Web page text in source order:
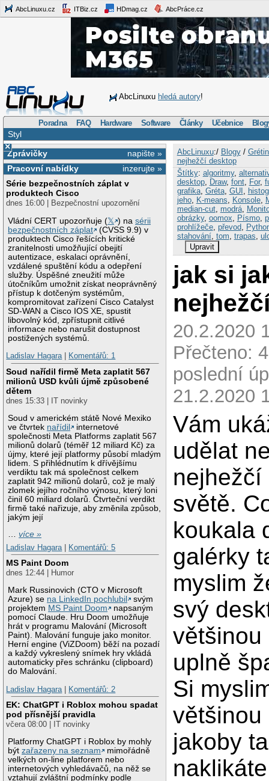
AbcLinuxu.cz ITBiz.cz HDmag.cz AbcPráce.cz
AbcLinuxu hledá autory!
Poradna FAQ Hardware Software Články Učebnice
Styl
×
napište »
Zprávičky
inzerujte »
Pracovní nabídky
Série bezpečnostních záplat v
produktech Cisco
dnes 16:00 | Bezpečnostní upozornění
Vládní CERT upozorňuje (𝕏 ) nasérii
bezpečnostních záplat
(CVSS 9.9) v
produktech Cisco řešících kritické
zranitelnosti umožňující obejití
autentizace, eskalaci oprávnění,
vzdálené spuštění kódu a odepření
služby. Úspěšné zneužití může
útočníkům umožnit získat neoprávněný
přístup k dotčeným systémům,
kompromitovat zařízení Cisco Catalyst
SD-WAN a Cisco IOS XE, spustit
libovolný kód, zpřístupnit citlivé
informace nebo narušit dostupnost
postižených systémů.
Ladislav Hagara| Komentářů: 1
Soud nařídil firmě Meta zaplatit 567
milionů USD kvůli újmě způsobené
dětem
dnes 15:33 | IT novinky
Soud v americkém státě Nové Mexiko
ve čtvrtek nařídil
internetové
společnosti Meta Platforms zaplatit 567
milionů dolarů (téměř 12 miliard Kč) za
újmy, které její platformy působí mladým
lidem. S přihlédnutím k dřívějšímu
verdiktu tak má společnost celkem
zaplatit 942 milionů dolarů, což je malý
zlomek jejího ročního výnosu, který loni
činil 60 miliard dolarů. Čtvrteční verdikt
firmě také nařizuje, aby změnila způsob,
jakým její
…více »
Ladislav Hagara
Komentářů: 5
MS Paint Doom
dnes 12:44 | Humor
Mark Russinovich (CTO v Microsoft
Azure) se na LinkedIn pochlubil
svým
projektem MS Paint Doom
napsaným
pomocí Claude. Hru Doom umožňuje
hrát v programu Malování (Microsoft
Paint). Malování funguje jako monitor.
Herní engine (ViZDoom) běží na pozadí
a každý vykreslený snímek hry vkládá
automaticky přes schránku (clipboard)
do Malování.
Ladislav Hagara
Komentářů: 2
EK: ChatGPT i Roblox mohou spadat
pod přísnější pravidla
včera 08:00 | IT novinky
Platformy ChatGPT i Roblox by mohly
býtzařazeny na seznam
mimořádně
velkých on-line platforem nebo
internetových vyhledávačů, na něž se
vztahují zvláštní podmínky podle
AbcLinuxu:/ Blogy/
nejhežčí desktop
Štítky: algoritmy,
desktop, Draw, font, For,
grafika, Gréta, GUI ,
jeho, K-means, Konsole,
median-cut, modrá,
obrázky, oomox, Písmo,
prohlížeče, převod,
stahování, tom, trapas,
Upravit
jak si
20.2.2020
Přečteno:
poslední
21.2.2020
Vám
udělat
nejhežčí
světě.
koukala
galérky
myslim
svý
většinou
uplně
Si
většinou
jakoby